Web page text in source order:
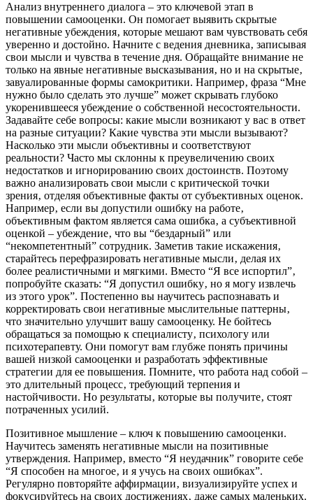
Анализ внутреннего диалога – это ключевой этап в
повышении самооценки. Он помогает выявить скрытые
негативные убеждения‚ которые мешают вам чувствовать себя
уверенно и достойно. Начните с ведения дневника‚ записывая
свои мысли и чувства в течение дня. Обращайте внимание не
только на явные негативные высказывания‚ но и на скрытые‚
завуалированные формы самокритики. Например‚ фраза “Мне
нужно было сделать это лучше” может скрывать глубоко
укоренившееся убеждение о собственной несостоятельности.
Задавайте себе вопросы: какие мысли возникают у вас в ответ
на разные ситуации? Какие чувства эти мысли вызывают?
Насколько эти мысли объективны и соответствуют
реальности? Часто мы склонны к преувеличению своих
недостатков и игнорированию своих достоинств. Поэтому
важно анализировать свои мысли с критической точки
зрения‚ отделяя объективные факты от субъективных оценок.
Например‚ если вы допустили ошибку на работе‚
объективным фактом является сама ошибка‚ а субъективной
оценкой – убеждение‚ что вы “бездарный” или
“некомпетентный” сотрудник. Заметив такие искажения‚
старайтесь перефразировать негативные мысли‚ делая их
более реалистичными и мягкими. Вместо “Я все испортил”‚
попробуйте сказать: “Я допустил ошибку‚ но я могу извлечь
из этого урок”. Постепенно вы научитесь распознавать и
корректировать свои негативные мыслительные паттерны‚
что значительно улучшит вашу самооценку. Не бойтесь
обращаться за помощью к специалисту‚ психологу или
психотерапевту. Они помогут вам глубже понять причины
вашей низкой самооценки и разработать эффективные
стратегии для ее повышения. Помните‚ что работа над собой –
это длительный процесс‚ требующий терпения и
настойчивости. Но результаты‚ которые вы получите‚ стоят
потраченных усилий.
Позитивное мышление – ключ к повышению самооценки.
Научитесь заменять негативные мысли на позитивные
утверждения. Например‚ вместо “Я неудачник” говорите себе
“Я способен на многое‚ и я учусь на своих ошибках”.
Регулярно повторяйте аффирмации‚ визуализируйте успех и
фокусируйтесь на своих достижениях‚ даже самых маленьких.